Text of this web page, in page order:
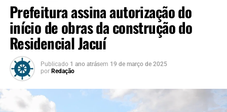
Prefeitura assina autorização do
início de obras da construção do
Residencial Jacuí
Publicado 1 ano atrásem 19 de março de 2025
por Redação